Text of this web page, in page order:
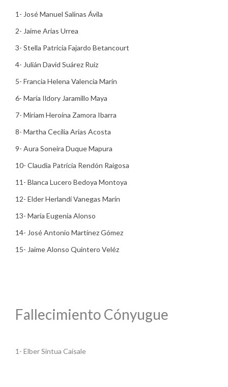
1- José Manuel Salinas Ávila
2- Jaime Arias Urrea
3- Stella Patricia Fajardo Betancourt
4- Julián David Suárez Ruiz
5- Francia Helena Valencia Marín
6- María Ildory Jaramillo Maya
7- Miriam Heroína Zamora Ibarra
8- Martha Cecilia Arias Acosta
9- Aura Soneira Duque Mapura
10- Claudia Patricia Rendón Raigosa
11- Blanca Lucero Bedoya Montoya
12- Elder Herlandi Vanegas Marín
13- María Eugenia Alonso
14- José Antonio Martínez Gómez
15- Jaime Alonso Quintero Veléz
Fallecimiento Cónyugue
1- Elber Sintua Caisale